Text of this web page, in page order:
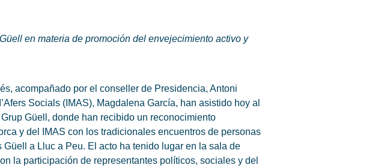
en materia de promoción del envejecimiento activo y
acompañado por el conseller de Presidencia, Antoni
Socials (IMAS), Magdalena García, han asistido hoy al
Güell, donde han recibido un reconocimiento
y del IMAS con los tradicionales encuentros de personas
a Lluc a Peu. El acto ha tenido lugar en la sala de
la participación de representantes políticos, sociales y del